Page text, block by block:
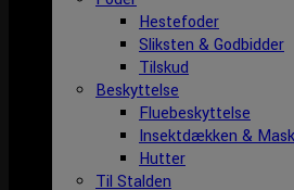
Hestefoder
Sliksten & Godbidder
Tilskud
Beskyttelse
Fluebeskyttelse
Insektdækken &
Hutter
Til Stalden